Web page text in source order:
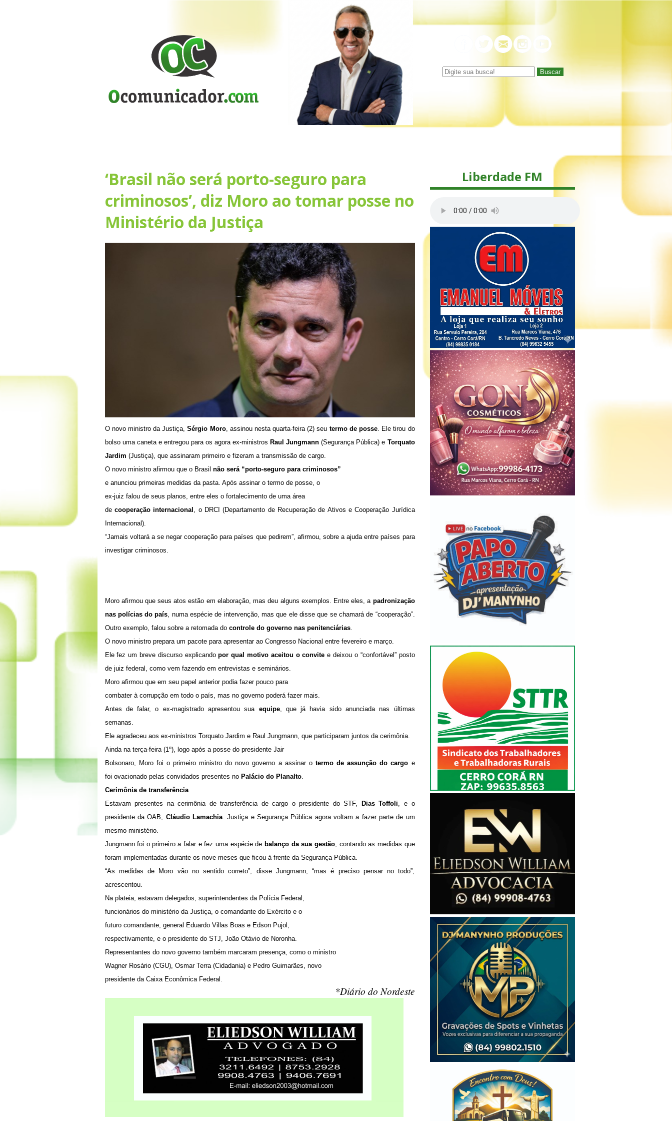
Buscar
‘Brasil não será porto-seguro para
criminosos’, diz Moro ao tomar posse no
Ministério da Justiça
O novo ministro da Justiça,Sérgio Moro, assinou nesta quarta-feira (2) seu termo de posse . Ele tirou do
bolso uma caneta e entregou para os agora ex-ministros Raul Jungmann(Segurança Pública) e Torquato
Jardim (Justiça), que assinaram primeiro e fizeram a transmissão de cargo.
O novo ministro afirmou que o Brasil não será “porto-seguro para criminosos”
e anunciou primeiras medidas da pasta. Após assinar o termo de posse, o
ex-juiz falou de seus planos, entre eles o fortalecimento de uma área
de cooperação internacional
, o DRCI (Departamento de Recuperação de Ativos e Cooperação Jurídica
Internacional).
“Jamais voltará a se negar cooperação para países que pedirem”, afirmou, sobre a ajuda entre países para
investigar criminosos.
Moro afirmou que seus atos estão em elaboração, mas deu alguns exemplos. Entre eles, a padronização
nas polícias do país , numa espécie de intervenção, mas que ele disse que se chamará de “cooperação”.
Outro exemplo, falou sobre a retomada do controle do governo nas penitenciárias.
O novo ministro prepara um pacote para apresentar ao Congresso Nacional entre fevereiro e março.
Ele fez um breve discurso explicandopor qual motivo aceitou o convitee deixou o “confortável” posto
de juiz federal, como vem fazendo em entrevistas e seminários.
Moro afirmou que em seu papel anterior podia fazer pouco para
combater à corrupção em todo o país, mas no governo poderá fazer mais.
Antes de falar, o ex-magistrado apresentou sua equipe, que já havia sido anunciada nas últimas
semanas.
Ele agradeceu aos ex-ministros Torquato Jardim e Raul Jungmann, que participaram juntos da cerimônia.
Ainda na terça-feira (1º), logo após a posse do presidente Jair
Bolsonaro, Moro foi o primeiro ministro do novo governo a assinar o termo de assunção do cargo e
foi ovacionado pelas convidados presentes noPalácio do Planalto.
Cerimônia de transferência
Estavam presentes na cerimônia de transferência de cargo o presidente do STF,
Dias Toffoli , e o
presidente da OAB, Cláudio Lamachia. Justiça e Segurança Pública agora voltam a fazer parte de um
mesmo ministério.
Jungmann foi o primeiro a falar e fez uma espécie de balanço da sua gestão, contando as medidas que
foram implementadas durante os nove meses que ficou à frente da Segurança Pública.
“As medidas de Moro vão no sentido correto”, disse Jungmann, “mas é preciso pensar no todo”,
acrescentou.
Na plateia, estavam delegados, superintendentes da Polícia Federal,
funcionários do ministério da Justiça, o comandante do Exército e o
futuro comandante, general Eduardo Villas Boas e Edson Pujol,
respectivamente, e o presidente do STJ, João Otávio de Noronha.
Representantes do novo governo também marcaram presença, como o ministro
Wagner Rosário (CGU), Osmar Terra (Cidadania) e Pedro Guimarães, novo
presidente da Caixa Econômica Federal.
*Diário do Nordeste
Liberdade FM